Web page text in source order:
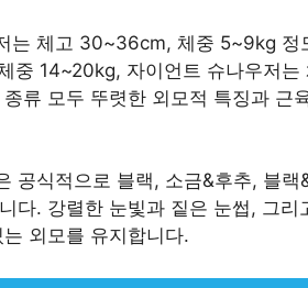
는 체고 30~36cm, 체중 5~9kg 정
중 14~20kg, 자이언트 슈나우저
류 모두 뚜렷한 외모적 특징과 근
공식적으로 블랙, 소금&후추, 블
다. 강렬한 눈빛과 짙은 눈썹, 그
외모를 유지합니다.